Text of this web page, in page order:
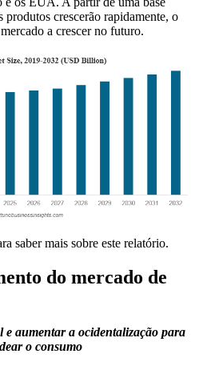
produtos crescerão rapidamente, o
a crescer no futuro.
saber mais sobre este relatório.
do mercado de
aumentar a ocidentalização para
o consumo